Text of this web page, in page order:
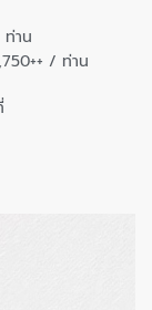
ท่าน
/ ท่าน